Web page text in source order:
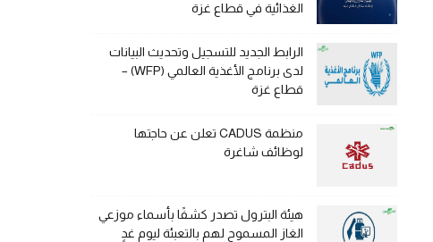
الغذائية في قطاع غزة
الرابط الجديد للتسجيل وتحديث البيانات
لدى برنامج الأغذية العالمي (WFP) –
قطاع غزة
منظمة CADUS تعلن عن حاجتها
لوظائف شاغرة
هيئة البترول تصدر كشفًا بأسماء موزعي
الغاز المسموح لهم بالتعبئة ليوم غدٍ